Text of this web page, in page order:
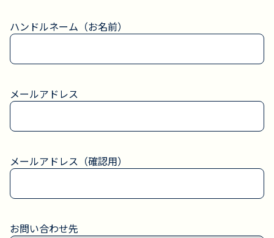
ハンドルネーム（お名前）
メールアドレス
メールアドレス（確認用）
お問い合わせ先